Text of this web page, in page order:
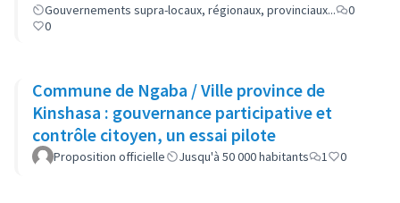
Gouvernements supra-locaux, régionaux, provinciaux...
0
0
Commune de Ngaba / Ville province de
Kinshasa : gouvernance participative et
contrôle citoyen, un essai pilote
Proposition officielle Jusqu'à 50 000 habitants 1 0